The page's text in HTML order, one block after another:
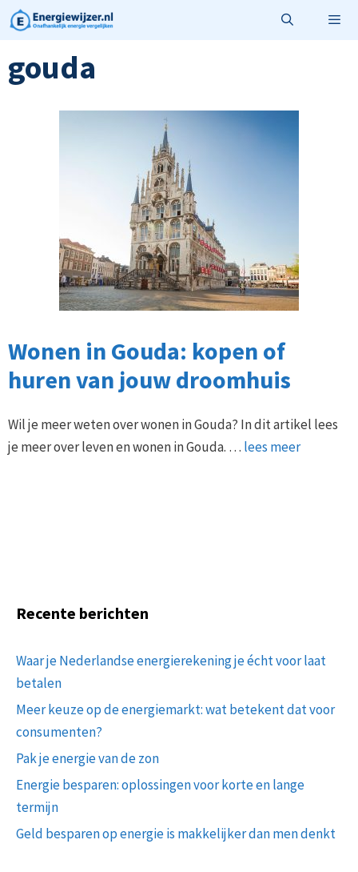
Ga
naar
inhoud
gouda
Wonen in Gouda: kopen of
huren van jouw droomhuis
Wil je meer weten over wonen in Gouda? In dit artikel lees
je meer over leven en wonen in Gouda. … lees meer
Recente berichten
Waar je Nederlandse energierekening je écht voor laat
betalen
Meer keuze op de energiemarkt: wat betekent dat voor
consumenten?
Pak je energie van de zon
Energie besparen: oplossingen voor korte en lange
termijn
Geld besparen op energie is makkelijker dan men denkt